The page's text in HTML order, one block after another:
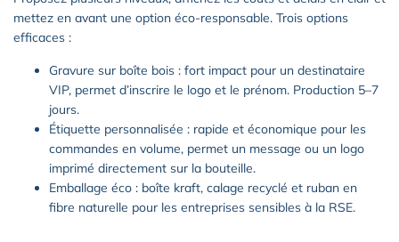
mettez en avant une option éco-responsable. Trois options
efficaces :
Gravure sur boîte bois : fort impact pour un destinataire
VIP, permet d’inscrire le logo et le prénom. Production 5–7
jours.
Étiquette personnalisée : rapide et économique pour les
commandes en volume, permet un message ou un logo
imprimé directement sur la bouteille.
Emballage éco : boîte kraft, calage recyclé et ruban en
fibre naturelle pour les entreprises sensibles à la RSE.